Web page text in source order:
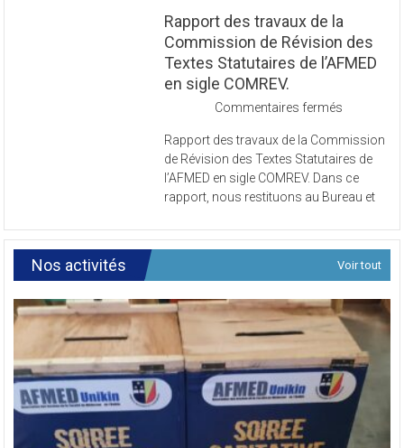
Rapport des travaux de la
Commission de Révision des
Textes Statutaires de l’AFMED
en sigle COMREV.
Commentaires fermés
des
travaux
de
la
de
Révision
Textes
Statutaires
de
l’AFMED
en
sigle
COMREV.
Rapport des travaux de la Commission
de Révision des Textes Statutaires de
l’AFMED en sigle COMREV. Dans ce
rapport, nous restituons au Bureau et
Nos activités Voir tout